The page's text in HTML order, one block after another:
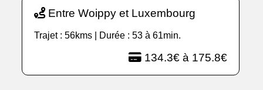
Entre Woippy et Luxembourg
Trajet : 56kms | Durée : 53 à 61min.
134.3€ à 175.8€